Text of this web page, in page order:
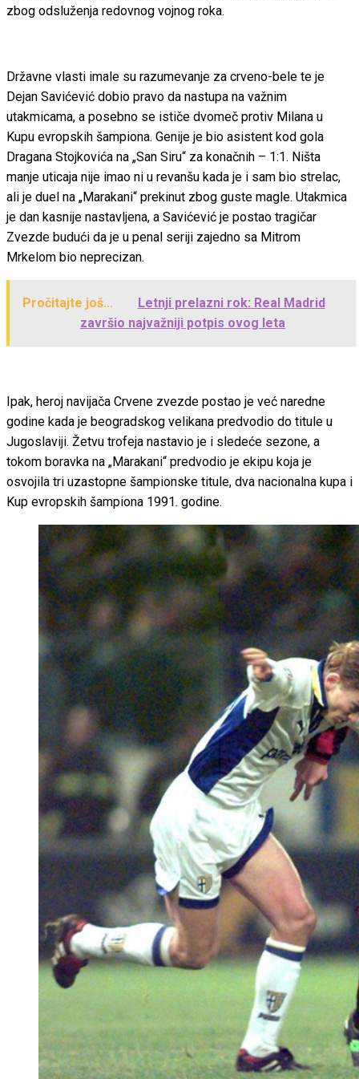
zbog odsluženja redovnog vojnog roka.
Državne vlasti imale su razumevanje za crveno-bele te je
Dejan Savićević dobio pravo da nastupa na važnim
utakmicama, a posebno se ističe dvomeč protiv Milana u
Kupu evropskih šampiona. Genije je bio asistent kod gola
Dragana Stojkovića na „San Siru“ za konačnih – 1:1. Ništa
manje uticaja nije imao ni u revanšu kada je i sam bio strelac,
ali je duel na „Marakani“ prekinut zbog guste magle. Utakmica
je dan kasnije nastavljena, a Savićević je postao tragičar
Zvezde budući da je u penal seriji zajedno sa Mitrom
Mrkelom bio neprecizan.
Pročitajte još...
Letnji prelazni rok: Real Madrid
završio najvažniji potpis ovog leta
Ipak, heroj navijača Crvene zvezde postao je već naredne
godine kada je beogradskog velikana predvodio do titule u
Jugoslaviji. Žetvu trofeja nastavio je i sledeće sezone, a
tokom boravka na „Marakani“ predvodio je ekipu koja je
osvojila tri uzastopne šampionske titule, dva nacionalna kupa i
Kup evropskih šampiona 1991. godine.